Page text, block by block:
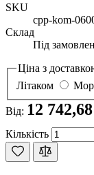
SKU
cpp-kom-
Склад
Під
Ціна з
Літаком
Від: 12
Кількість